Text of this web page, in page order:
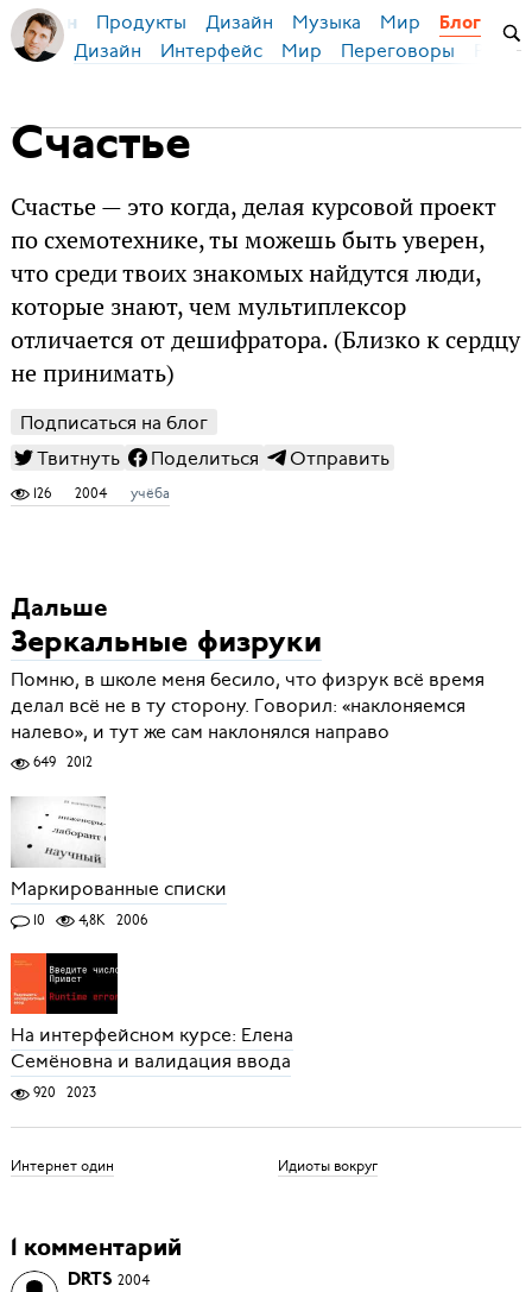
Бирман Продукты Дизайн Музыка Мир Блог
Дизайн Интерфейс Мир Переговоры
Счастье
Счастье — это когда, делая курсовой проект
по схемотехнике, ты можешь быть уверен,
что среди твоих знакомых найдутся люди,
которые знают, чем мультиплексор
отличается от дешифратора. (Близко к сердцу
не принимать)
Подписаться на блог
Твитнуть
Поделиться Отправить
126 2004 учёба
Дальше
Зеркальные физруки
Помню, в школе меня бесило, что физрук всё время
делал всё не в ту сторону. Говорил: «наклоняемся
налево», и тут же сам наклонялся направо
649 2012
Маркированные списки
10 4,8K 2006
На интерфейсном курсе: Елена
Семёновна и валидация ввода
920 2023
Интернет один Идиоты вокруг
1 комментарий
DRTS 2004